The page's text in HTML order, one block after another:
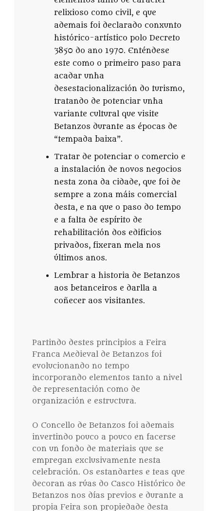
relixioso como civil, e que
ademais foi declarado conxunto
histórico-artístico polo Decreto
3850 do ano 1970. Enténdese
este como o primeiro paso para
acadar unha
desestacionalización do turismo,
tratando de potenciar unha
variante cultural que visite
Betanzos durante as épocas de
“tempada baixa”.
Tratar de potenciar o comercio e
a instalación de novos negocios
nesta zona da cidade, que foi de
sempre a zona máis comercial
desta, e na que o paso do tempo
e a falta de espírito de
rehabilitación dos edificios
privados, fixeran mela nos
últimos anos.
Lembrar a historia de Betanzos
aos betanceiros e darlla a
coñecer aos visitantes.
Partindo destes principios a Feira
Franca Medieval de Betanzos foi
evolucionando no tempo
incorporando elementos tanto a nivel
de representación como de
organización e estructura.
O Concello de Betanzos foi ademais
invertindo pouco a pouco en facerse
con un fondo de materiais que se
empregan exclusivamente nesta
celebración. Os estandartes e teas que
decoran as rúas do Casco Histórico de
Betanzos nos días previos e durante a
propia Feira son propiedade desta